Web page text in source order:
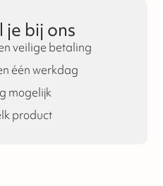
bij ons
veilige betaling
één werkdag
mogelijk
product